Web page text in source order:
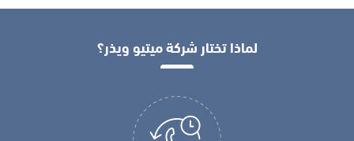
لماذا تختار شركة ميتيو ويذر؟